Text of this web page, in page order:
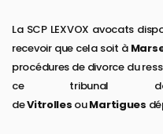
La SCP LEXVOX avocats
recevoir que cela soit à
procédures de divorce du
ce tribunal
deVitrolles ouMartigues